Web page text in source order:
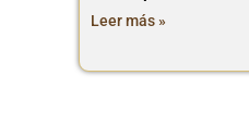
Leer más »